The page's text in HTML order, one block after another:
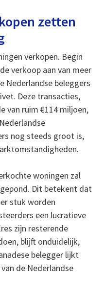
zetten
verkopen. Begin
verkoop aan van meer
Nederlandse beleggers
Deze transacties,
van ruim €114 miljoen,
nog steeds groot is,
woningen zal
Dit betekent dat
stuk worden
een lucratieve
zijn resterende
blijft onduidelijk,
belegger lijkt
de Nederlandse